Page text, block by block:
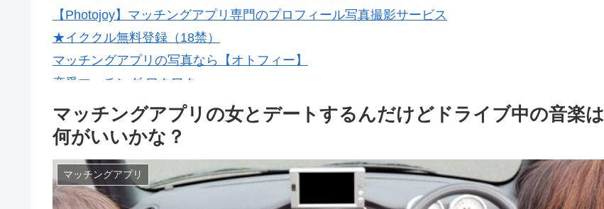
【Photojoy】マッチングアプリ専門のプロフィール写真撮影サービス
★イククル無料登録（18禁）
マッチングアプリの写真なら【オトフィー】
恋愛マッチング ワクワク
マッチングアプリの女とデートするんだけどドライブ中の音楽は
何がいいかな？
マッチングアプリ